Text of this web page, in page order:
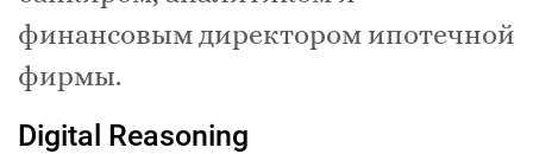
финансовым директором ипотечной
фирмы.
Digital Reasoning